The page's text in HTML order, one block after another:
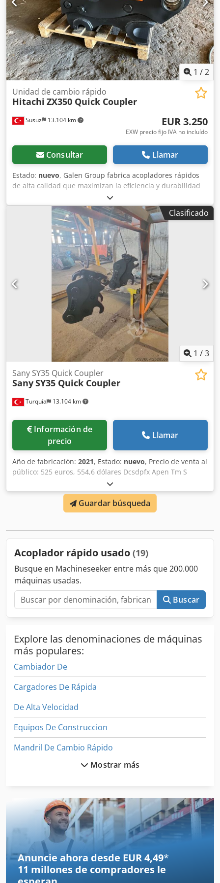
distribuidor y servicio oficial de Iveco. Además, con 800
vehículos de ocasión, somos uno de los mayores
distribuidores de vehículos comerciales de Alemania.
¡Podemos suministrarle toda la gama OilQuick! ¡Sujeto a
errores y venta previa! = Más información = Aplicación:
Construcción Contacte con Marius Herden para obtener
más información.
1 /2
Susuz 13.104 km
Unidad de cambio rápido
Hitachi ZX350 Quick Coupler
EUR 3.250
EXW precio fijo IVA no incluído
Consultar Llamar
Estado: nuevo, Galen Group fabrica acopladores rápidos
de alta calidad que maximizan la eficiencia y durabilidad
en operaciones con maquinaria pesada. Para obtener
información detallada y realizar consultas, contáctenos.
Djdpfev Nv Drsx Apqock
Clasificado
1 /3
Turquía 13.104 km
Sany SY35 Quick Coupler
SanySY35 Quick Coupler
Información de
precio
Llamar
Año de fabricación: 2021, Estado: nuevo, Precio de venta al
público: 525 euros, 554,6 dólares Dcsdpfx Apen Tm S
Guardar búsqueda
Acoplador rápido usado (19)
Busque en Machineseeker entre más que 200.000
máquinas usadas.
Buscar
Explore las denominaciones de máquinas
más populares:
Cambiador De
Cargadores De Rápida
De Alta Velocidad
Equipos De Construccion
Mandril De Cambio Rápido
Soporte De Cambio Rápido
Unidad De Carga
Unidad De Centrado
Unidad De Control
Unidad De Cuenta
Mostrar más
Anuncie ahora desde EUR 4,49*
11 millones de compradores le